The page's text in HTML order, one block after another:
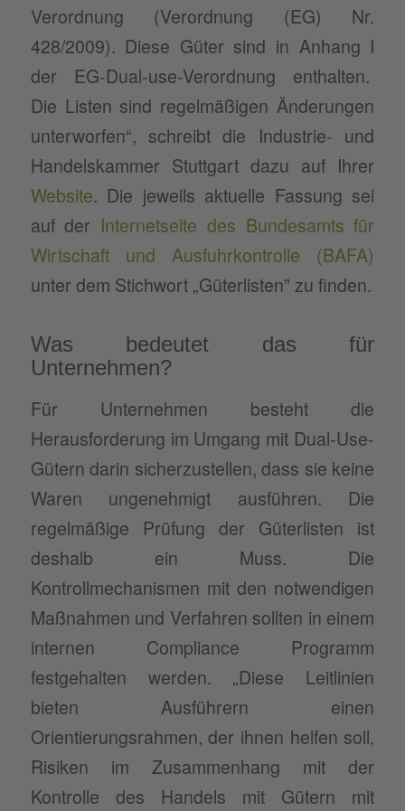
Verordnung (Verordnung (EG) Nr.
428/2009). Diese Güter sind in Anhang I
der EG-Dual-use-Verordnung enthalten.
Die Listen sind regelmäßigen Änderungen
unterworfen“, schreibt die Industrie- und
Handelskammer Stuttgart dazu auf Ihrer
Website. Die jeweils aktuelle Fassung sei
auf der Internetseite des Bundesamts für
Wirtschaft und Ausfuhrkontrolle (BAFA)
unter dem Stichwort „Güterlisten” zu finden.
Was bedeutet das für
Unternehmen?
Für Unternehmen besteht die
Herausforderung im Umgang mit Dual-Use-
Gütern darin sicherzustellen, dass sie keine
Waren ungenehmigt ausführen. Die
regelmäßige Prüfung der Güterlisten ist
deshalb ein Muss. Die
Kontrollmechanismen mit den notwendigen
Maßnahmen und Verfahren sollten in einem
internen Compliance Programm
festgehalten werden. „Diese Leitlinien
bieten Ausführern einen
Orientierungsrahmen, der ihnen helfen soll,
Risiken im Zusammenhang mit der
Kontrolle des Handels mit Gütern mit